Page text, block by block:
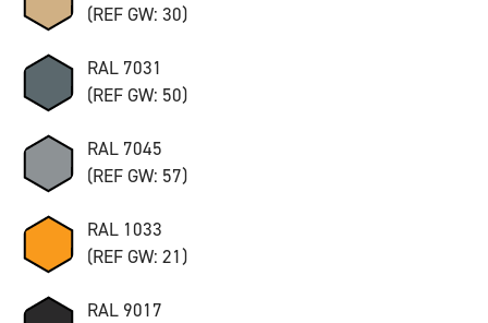
(REF GW: 30)
RAL 7031
(REF GW: 50)
RAL 7045
(REF GW: 57)
RAL 1033
(REF GW: 21)
RAL 9017